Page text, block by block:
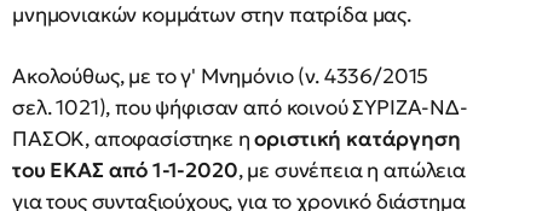
μνημονιακών κομμάτων στην πατρίδα μας.
Ακολούθως, με το γ' Μνημόνιο (ν. 4336/2015
σελ. 1021), που ψήφισαν από κοινού ΣΥΡΙΖΑ-ΝΔ-
ΠΑΣΟΚ, αποφασίστηκε ηοριστική κατάργηση
του ΕΚΑΣ από 1-1-2020, με συνέπεια η απώλεια
για τους συνταξιούχους, για το χρονικό διάστημα